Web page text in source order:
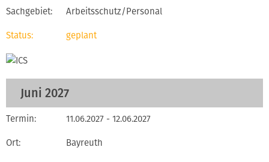
Arbeitsschutz/Personal
geplant
Juni 2027
11.06.2027 - 12.06.2027
Bayreuth